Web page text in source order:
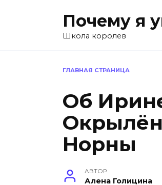
Почему я
Школа королев
ГЛАВНАЯ СТРАНИЦА
Об
Норны
АВТОР
Алена Голицина